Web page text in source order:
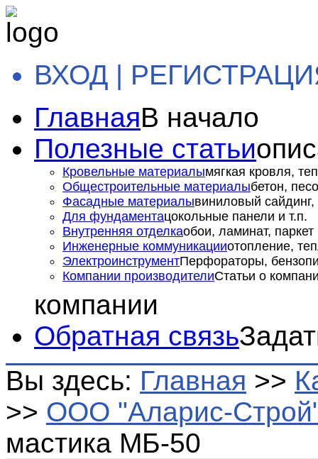
ВХОД |
ГлавнаяВ начало
Полезные статьи
Кровельные материалымягкая кровля,
Общестроительные материалыбетон,
Фасадные материалывиниловый сайдинг,
Для фундаментацокольные панели и т.п.
Внутренняя отделкаобои, ламинат, паркет
Инженерные коммуникацииотопление,
ЭлектроинструментПерфораторы,
Компании производителиСтатьи о
компании
Обратная связь
Вы здесь: Главная >>
>> ООО "Аларис-
мастика МБ-50